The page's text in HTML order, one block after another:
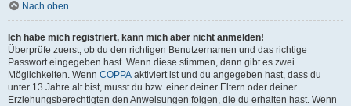
Nach oben
Ich habe mich registriert, kann mich aber nicht anmelden!
Überprüfe zuerst, ob du den richtigen Benutzernamen und das richtige
Passwort eingegeben hast. Wenn diese stimmen, dann gibt es zwei
Möglichkeiten. Wenn COPPA aktiviert ist und du angegeben hast, dass du
unter 13 Jahre alt bist, musst du bzw. einer deiner Eltern oder deiner
Erziehungsberechtigten den Anweisungen folgen, die du erhalten hast. Wenn